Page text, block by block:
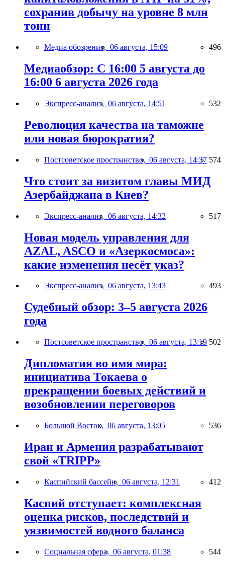
сохранив добычу на уровне 8 млн
тонн
Медиа обозрение, 06 августа, 15:09 496
Медиаобзор: С 16:00 5 августа до
16:00 6 августа 2026 года
Экспресс-анализ, 06 августа, 14:51 532
Революция качества на таможне
или новая бюрократия?
Постсоветское пространство, 06 августа, 14:37 574
Что стоит за визитом главы МИД
Азербайджана в Киев?
Экспресс-анализ, 06 августа, 14:32 517
Новая модель управления для
AZAL, ASCO и «Азеркосмоса»:
какие изменения несёт указ?
Экспресс-анализ, 06 августа, 13:43 493
Судебный обзор: 3–5 августа 2026
года
Постсоветское пространство, 06 августа, 13:19 502
Дипломатия во имя мира:
инициатива Токаева о
прекращении боевых действий и
возобновлении переговоров
Большой Восток, 06 августа, 13:05 536
Иран и Армения разрабатывают
свой «TRIPP»
Каспийский бассейн, 06 августа, 12:31 412
Каспий отступает: комплексная
оценка рисков, последствий и
уязвимостей водного баланса
Социальная сфера, 06 августа, 01:38 544